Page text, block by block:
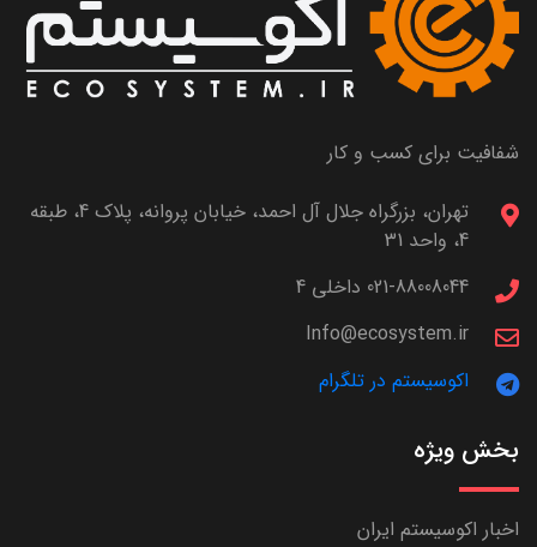
شفافیت برای کسب و کار
تهران، بزرگراه جلال آل احمد، خیابان پروانه، پلاک 4، طبقه
4، واحد 31
021-88008044 داخلی 4
Info@ecosystem.ir
اکوسیستم در تلگرام
بخش ویژه
اخبار اکوسیستم ایران